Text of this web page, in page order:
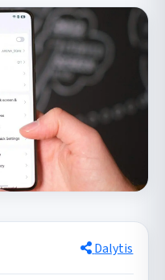
Dalytis